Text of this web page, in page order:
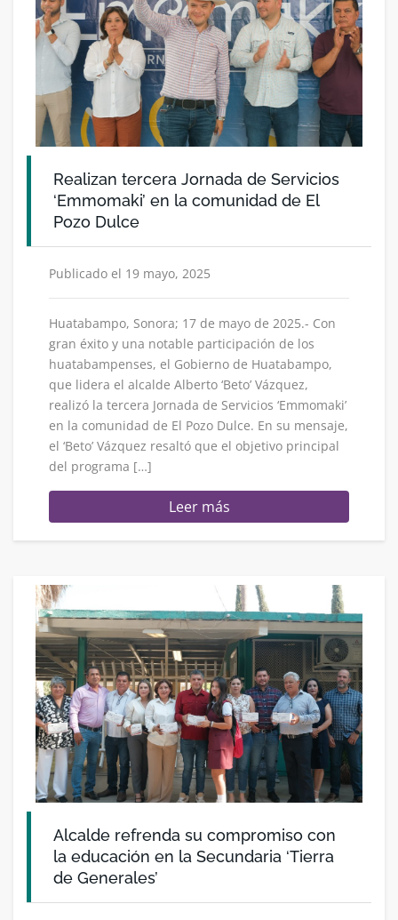
Realizan tercera Jornada de Servicios
‘Emmomaki’ en la comunidad de El
Pozo Dulce
Publicado el 19 mayo, 2025
Huatabampo, Sonora; 17 de mayo de 2025.- Con
gran éxito y una notable participación de los
huatabampenses, el Gobierno de Huatabampo,
que lidera el alcalde Alberto ‘Beto’ Vázquez,
realizó la tercera Jornada de Servicios ‘Emmomaki’
en la comunidad de El Pozo Dulce. En su mensaje,
el ‘Beto’ Vázquez resaltó que el objetivo principal
del programa […]
Leer más
Alcalde refrenda su compromiso con
la educación en la Secundaria ‘Tierra
de Generales’